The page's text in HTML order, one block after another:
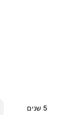
‎5‎ שנים